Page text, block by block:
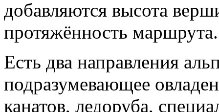
добавляются высота
протяжённость маршрута.
Есть два направления
подразумевающее
канатов, ледоруба,